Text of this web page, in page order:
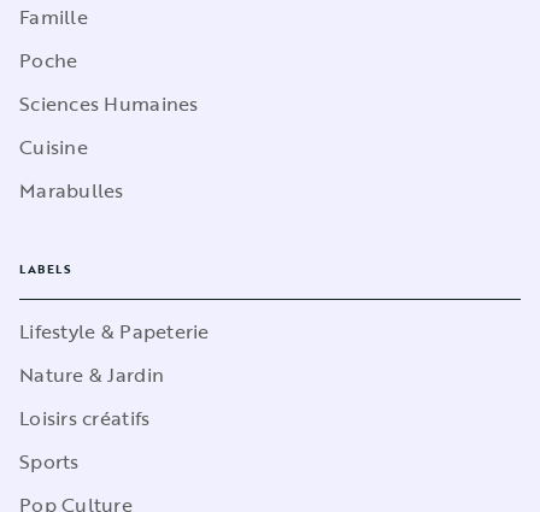
Famille
Poche
Sciences Humaines
Cuisine
Marabulles
LABELS
Lifestyle & Papeterie
Nature & Jardin
Loisirs créatifs
Sports
Pop Culture